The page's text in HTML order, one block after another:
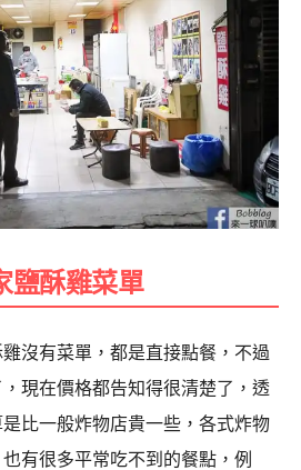
鹽酥雞菜單
沒有菜單，都是直接點餐，不過
現在價格都告知得很清楚了，透
比一般炸物店貴一些，各式炸物
有很多平常吃不到的餐點，例